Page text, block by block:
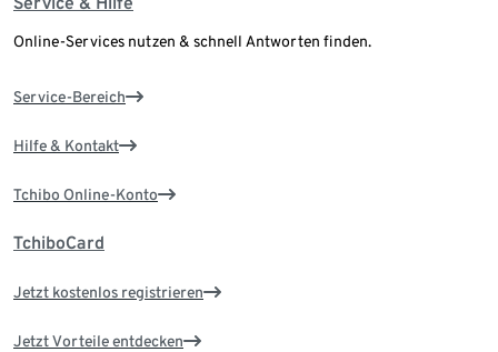
Online-Services nutzen & schnell Antworten finden.
Service-Bereich
Hilfe & Kontakt
Tchibo Online-Konto
TchiboCard
Jetzt kostenlos registrieren
Jetzt Vorteile entdecken